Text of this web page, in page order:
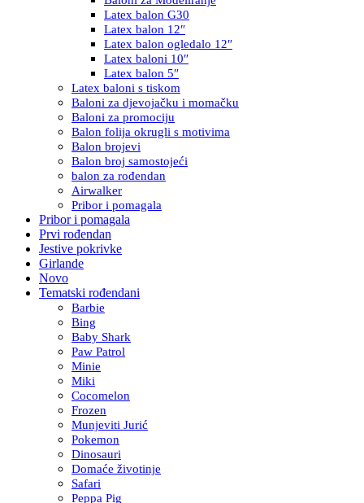
Latex balon G30
Latex balon 12″
Latex balon ogledalo 12″
Latex baloni 10″
Latex balon 5″
Latex baloni s tiskom
Baloni za djevojačku i momačku
Baloni za promociju
Balon folija okrugli s motivima
Balon brojevi
Balon broj samostojeći
balon za rođendan
Airwalker
Pribor i pomagala
Pribor i pomagala
Prvi rođendan
Jestive pokrivke
Girlande
Novo
Tematski rođendani
Barbie
Bing
Baby Shark
Paw Patrol
Minie
Miki
Cocomelon
Frozen
Munjeviti Jurić
Pokemon
Dinosauri
Domaće životinje
Safari
Peppa Pig